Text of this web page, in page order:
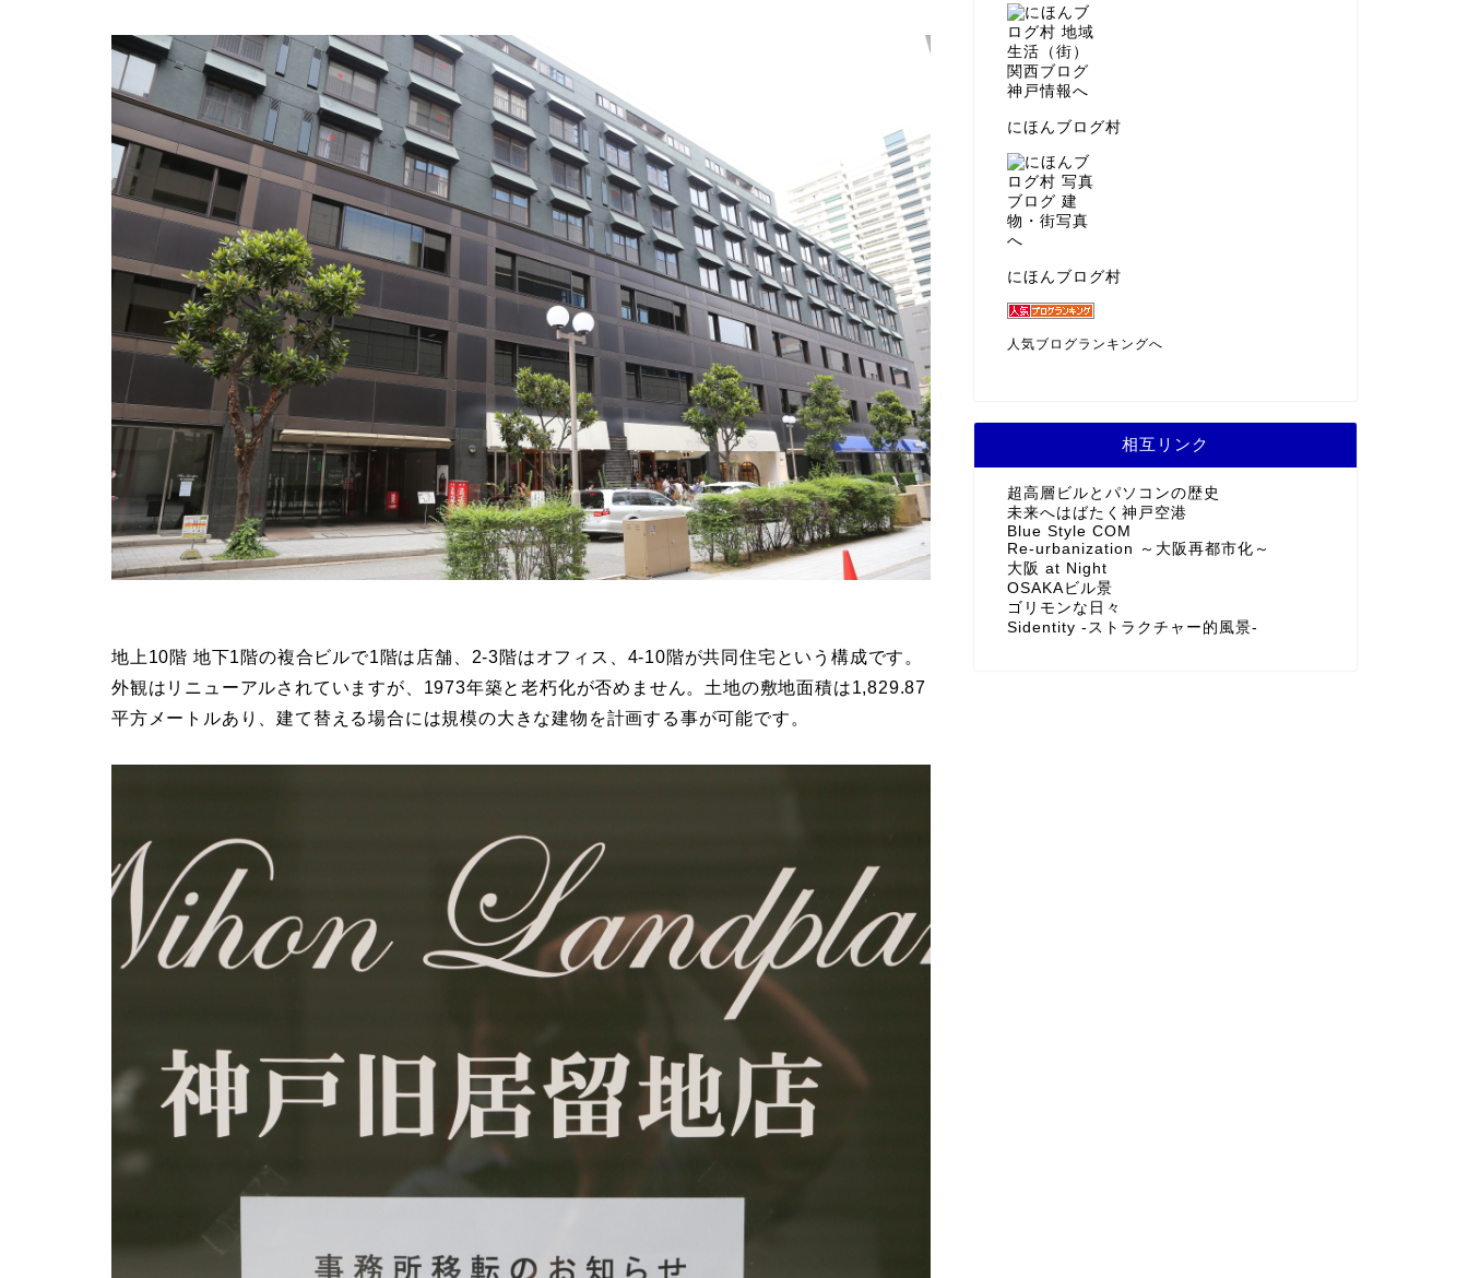
地上10階 地下1階の複合ビルで1階は店舗、2-3階はオフィス、4-10階が共同住宅という構成です。
外観はリニューアルされていますが、1973年築と老朽化が否めません。土地の敷地面積は1,829.87
平方メートルあり、建て替える場合には規模の大きな建物を計画する事が可能です。
にほんブログ村
にほんブログ村
人気ブログランキングへ
相互リンク
超高層ビルとパソコンの歴史
未来へはばたく神戸空港
Blue Style COM
Re-urbanization ～大阪再都市化～
大阪 at Night
OSAKAビル景
ゴリモンな日々
Sidentity -ストラクチャー的風景-